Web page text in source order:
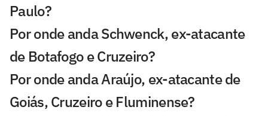
Paulo?
Por onde anda Schwenck, ex-atacante
de Botafogo e Cruzeiro?
Por onde anda Araújo, ex-atacante de
Goiás, Cruzeiro e Fluminense?